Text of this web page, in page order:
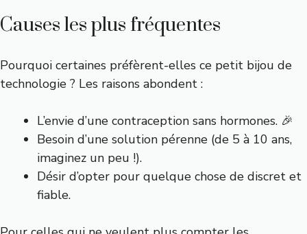
Causes les plus fréquentes
Pourquoi certaines préfèrent-elles ce petit bijou de
technologie ? Les raisons abondent :
L’envie d’une contraception sans hormones. 🎉
Besoin d’une solution pérenne (de 5 à 10 ans,
imaginez un peu !).
Désir d’opter pour quelque chose de discret et
fiable.